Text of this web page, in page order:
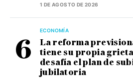
1 DE AGOSTO DE 2026
ECONOMÍA
La reforma
tiene su propia
desafía el plan de
jubilatoria